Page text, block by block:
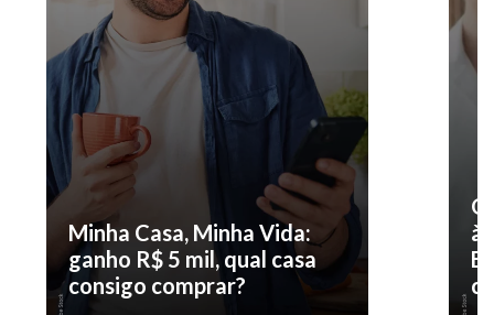
Minha Casa, Minha Vida:
ganho R$ 5 mil, qual casa
consigo comprar?
O
à